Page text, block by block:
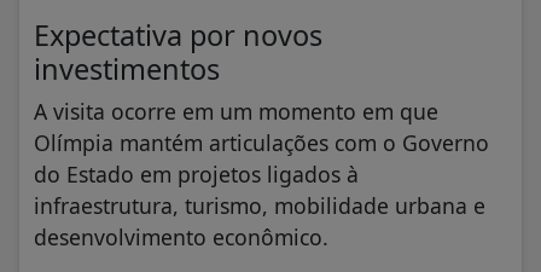
Expectativa por novos
investimentos
A visita ocorre em um momento em que
Olímpia mantém articulações com o Governo
do Estado em projetos ligados à
infraestrutura, turismo, mobilidade urbana e
desenvolvimento econômico.